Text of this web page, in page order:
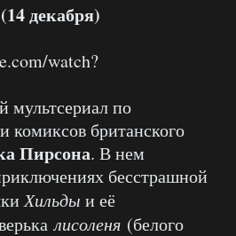
декабря)
watch?
мультсериал по
комиксов британского
Пирсона. В нем
бесстрашной
Хильды и её
лисоленя (белого